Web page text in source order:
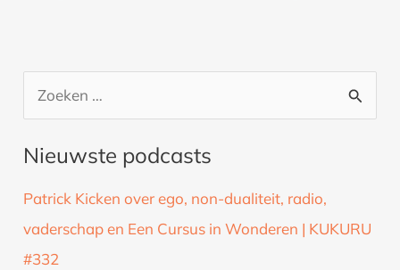
e
k
a
Nieuwste podcasts
Patrick Kicken over ego, non-dualiteit, radio,
vaderschap en Een Cursus in Wonderen | KUKURU
#332